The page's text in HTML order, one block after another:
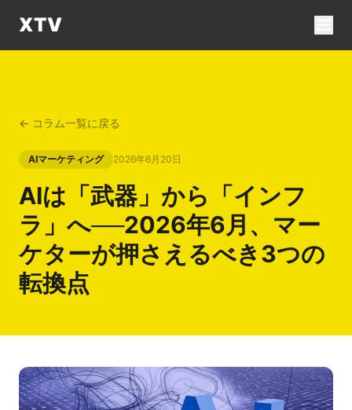
XTV
← コラム一覧に戻る
AIマーケティング 2026年6月20日
AIは「武器」から「インフ
ラ」へ──2026年6月、マー
ケターが押さえるべき3つの
転換点